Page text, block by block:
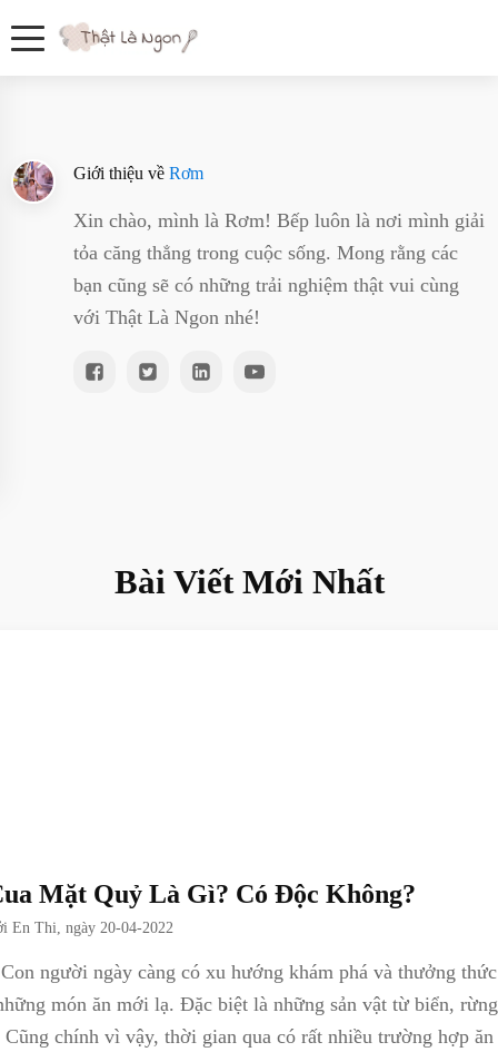
Giới thiệu về Rơm
Xin chào, mình là Rơm! Bếp luôn là nơi mình giải
tỏa căng thẳng trong cuộc sống. Mong rằng các
bạn cũng sẽ có những trải nghiệm thật vui cùng
với Thật Là Ngon nhé!
Bài Viết Mới Nhất
Mặt Quỷ Là Gì? Có Độc Không?
En Thi , ngày 20-04-2022
Con người ngày càng có xu hướng khám phá và thưởng thức
món ăn mới lạ. Đặc biệt là những sản vật từ biển,
Cũng chính vì vậy, thời gian qua có rất nhiều trường hợp ăn